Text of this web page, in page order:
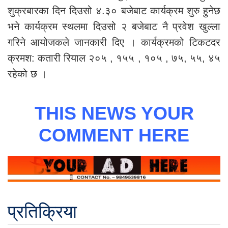
शुक्रबारका दिन दिउसो ४.३० बजेबाट कार्यक्रम शुरु हुनेछ
भने कार्यक्रम स्थलमा दिउसो २ बजेबाट नै प्रवेश खुल्ला
गरिने आयोजकले जानकारी दिए । कार्यक्रमको टिकटदर
क्रमश: कतारी रियाल २०५ , १५५ , १०५ , ७५, ५५, ४५
रहेको छ ।
THIS NEWS YOUR
COMMENT HERE
प्रतिक्रिया